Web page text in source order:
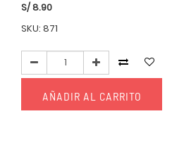
S/8.90
SKU: 871
AÑADIR AL CARRITO